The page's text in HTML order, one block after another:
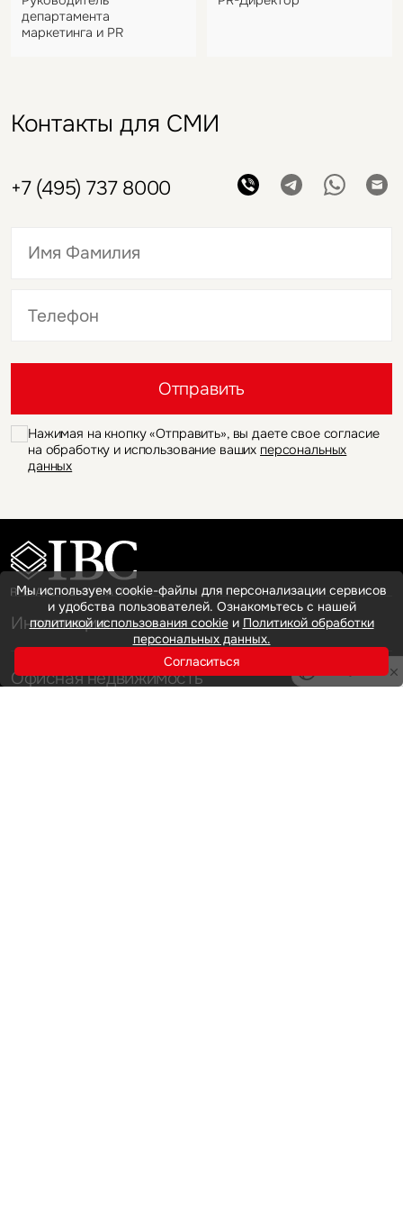
департамента
маркетинга и PR
Контакты для СМИ
+7 (495) 737 8000
Отправить
Нажимая на кнопку «Отправить», вы даете свое согласие
на обработку и использование ваших персональных
данных
Инвестиции
Офисная недвижимость
Мы используем cookie-файлы для персонализации сервисов
и удобства пользователей. Ознакомьтесь с нашей
политикой использования cookieи Политикой обработки
персональных данных.
Согласиться